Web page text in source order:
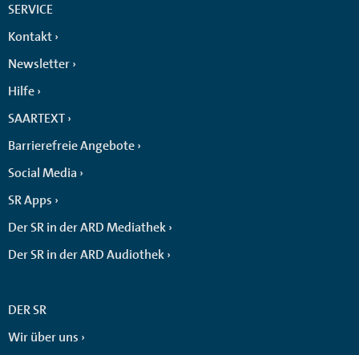
SERVICE
Kontakt
Newsletter
Hilfe
SAARTEXT
Barrierefreie Angebote
Social Media
SR Apps
Der SR in der ARD Mediathek
Der SR in der ARD Audiothek
DER SR
Wir über uns